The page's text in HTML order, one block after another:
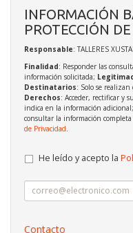
INFORMACIÓN
PROTECCIÓN
Responsable: TALLERES
Finalidad: Responder las
información solicitada;
Destinatarios: Solo se realizan
Derechos: Acceder, rectificar y
indica en la información adicional;
consultar la información
de Privacidad
He leído y acepto la
Contacto